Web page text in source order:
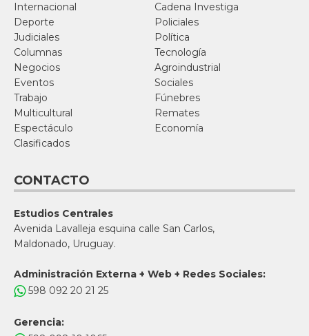
Internacional
Cadena Investiga
Deporte
Policiales
Judiciales
Política
Columnas
Tecnología
Negocios
Agroindustrial
Eventos
Sociales
Trabajo
Fúnebres
Multicultural
Remates
Espectáculo
Economía
Clasificados
CONTACTO
Estudios Centrales
Avenida Lavalleja esquina calle San Carlos,
Maldonado, Uruguay.
Administración Externa + Web + Redes Sociales:
598 092 20 21 25
Gerencia: